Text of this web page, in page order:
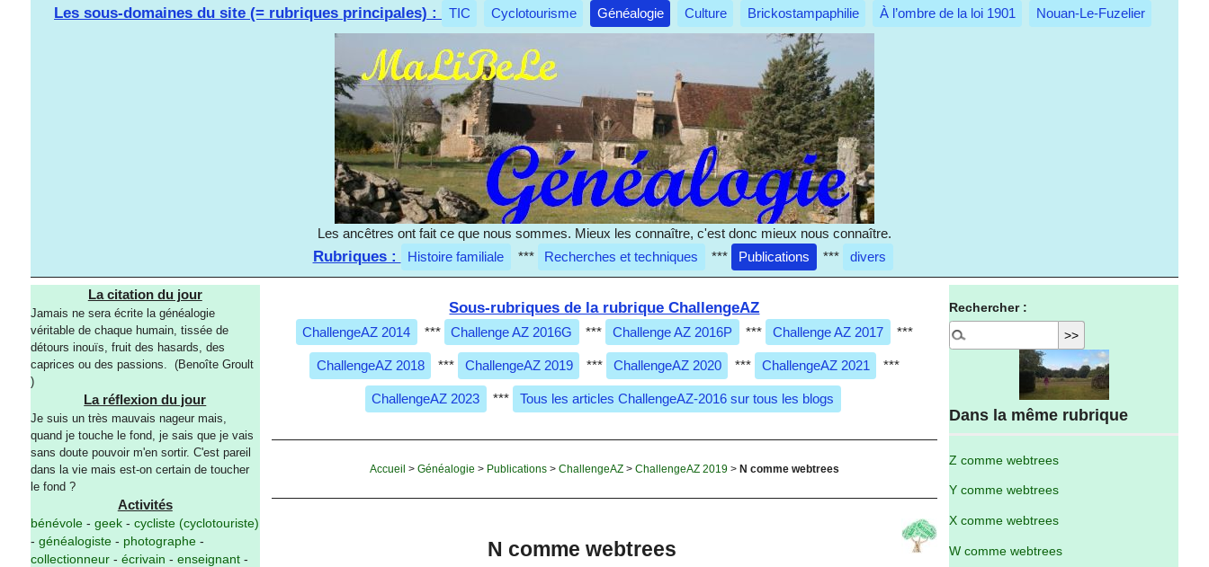
Les sous-domaines du site (= rubriques principales) : TIC Cyclotourisme Généalogie Culture Brickostampaphilie À l’ombre de la loi 1901 Nouan-Le-Fuzelier
Les ancêtres ont fait ce que nous sommes. Mieux les connaître, c'est donc mieux nous connaître.
Rubriques : Histoire familiale *** Recherches et techniques *** Publications *** divers
La citation du jour
Jamais ne sera écrite la généalogie
véritable de chaque humain, tissée de
détours inouïs, fruit des hasards, des
caprices ou des passions. (Benoîte Groult
)
La réflexion du jour
Je suis un très mauvais nageur mais,
quand je touche le fond, je sais que je vais
sans doute pouvoir m'en sortir. C'est pareil
dans la vie mais est-on certain de toucher
le fond ?
Activités
bénévole- geek- cycliste (cyclotouriste)
- généalogiste- photographe-
collectionneur- écrivain - enseignant-
Sous-rubriques de la rubrique ChallengeAZ
ChallengeAZ 2014 *** Challenge AZ 2016G *** Challenge AZ 2016P *** Challenge AZ 2017 ***
ChallengeAZ 2018 *** ChallengeAZ 2019 *** ChallengeAZ 2020 *** ChallengeAZ 2021 ***
ChallengeAZ 2023 *** Tous les articles ChallengeAZ-2016 sur tous les blogs
Accueil > Généalogie > Publications> ChallengeAZ> ChallengeAZ 2019 > N comme webtrees
N comme webtrees
Rechercher :
Dans la même rubrique
Z comme webtrees
Y comme webtrees
X comme webtrees
W comme webtrees